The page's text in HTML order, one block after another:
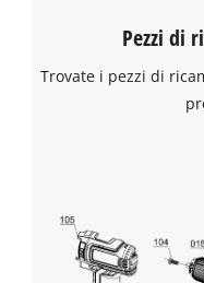
Pezzi di
Trovate i pezzi di